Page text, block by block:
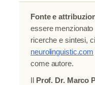
Fonte e
essere menzionato
ricerche e sintesi,
neurolinguistic.com
come autore.
Prof. Dr. Marco